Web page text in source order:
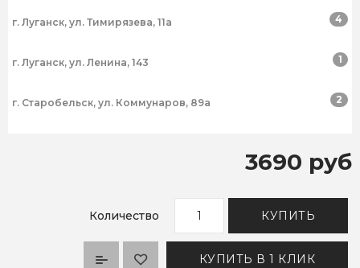
г. Луганск, ул. Тимирязева, 11а 4
г. Луганск, ул. Ленина, 143 1
г. Старобельск, ул. Коммунаров, 89а 2
3690 руб
Количество КУПИТЬ
КУПИТЬ В 1 КЛИК